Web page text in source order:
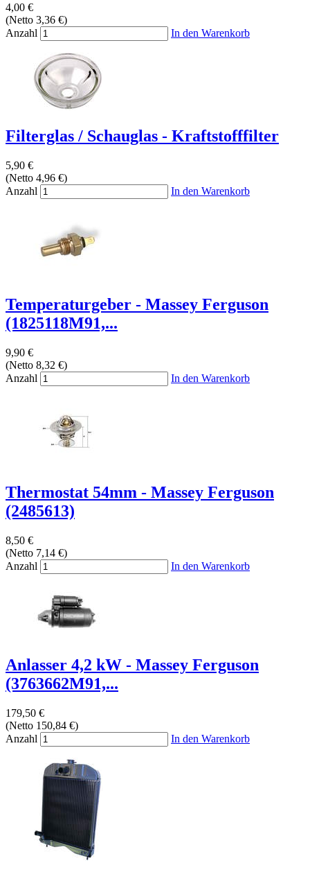
4,00 €
(Netto 3,36 €)
Anzahl
In den Warenkorb
Filterglas / Schauglas - Kraftstofffilter
5,90 €
(Netto 4,96 €)
Anzahl
In den Warenkorb
Temperaturgeber - Massey Ferguson
(1825118M91,...
9,90 €
(Netto 8,32 €)
Anzahl
In den Warenkorb
Thermostat 54mm - Massey Ferguson
(2485613)
8,50 €
(Netto 7,14 €)
Anzahl
In den Warenkorb
Anlasser 4,2 kW - Massey Ferguson
(3763662M91,...
179,50 €
(Netto 150,84 €)
Anzahl
In den Warenkorb